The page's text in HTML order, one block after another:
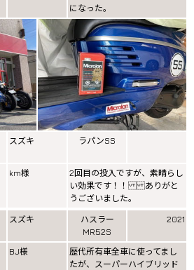
になった。
スズキ ラパンSS
km様
2回目の投入ですが、素晴らし
い効果です！！ ありがと
うございました。
スズキ
ハスラー
MR52S
2021
BJ様
歴代所有車全車に使ってまし
たが、スーパーハイブリッド